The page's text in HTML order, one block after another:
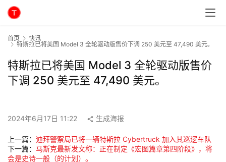
首页
快讯
特斯拉已将美国 Model 3 全轮驱动版售价下调 250 美元至 47,490 美元。
特斯拉已将美国 Model 3 全轮驱动版售价
下调 250 美元至 47,490 美元。
2024年6月17日 11:22 生成海报
上一篇： 迪拜警察局已将一辆特斯拉 Cyber​​truck 加入其巡逻车队
下一篇： 马斯克最新发文称：正在制定《宏图篇章第四阶段》，将
会是史诗一般（的计划）。